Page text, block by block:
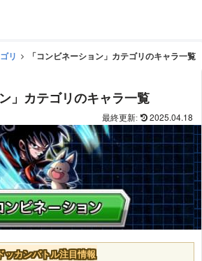
リ 「コンビネーション」カテゴリのキャラ一覧
」カテゴリのキャラ一覧
2025.04.18
ッカンバトル注目情報